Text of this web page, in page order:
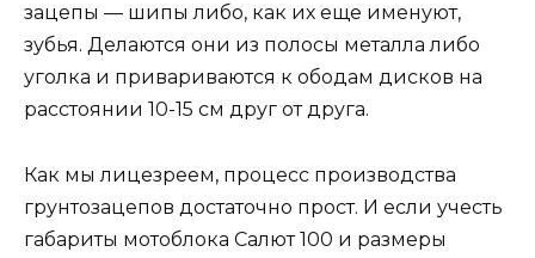
зацепы — шипы либо, как их еще именуют,
зубья. Делаются они из полосы металла либо
уголка и привариваются к ободам дисков на
расстоянии 10-15 см друг от друга.
Как мы лицезреем, процесс производства
грунтозацепов достаточно прост. И если учесть
габариты мотоблока Салют 100 и размеры